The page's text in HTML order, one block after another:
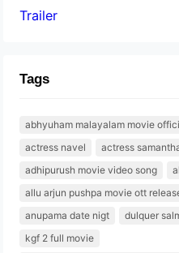
Trailer
Tags
abhyuham malayalam movie
actress navel
actress
adhipurush movie video song
allu arjun pushpa movie ott
anupama date nigt
dulquer
kgf 2 full movie